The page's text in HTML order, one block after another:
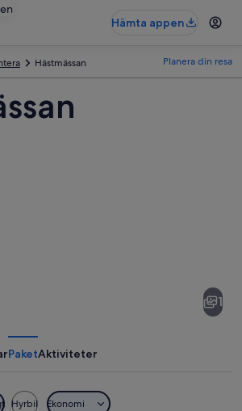
Hämta appen
Hästmässan Planera din resa
1
PaketAktiviteter
Hyrbil Ekonomi